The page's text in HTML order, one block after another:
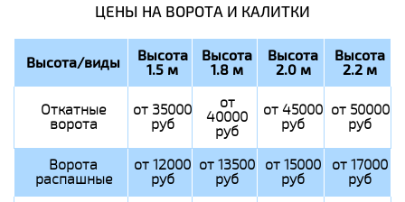
ЦЕНЫ НА ВОРОТА И КАЛИТКИ
Высота/виды Высота
1.5 м
Высота
1.8 м
Высота
2.0 м
Высота
2.2 м
Откатные
ворота
от 35000
руб
от
40000
руб
от 45000
руб
от 50000
руб
Ворота
распашные
от 12000
руб
от 13500
руб
от 15000
руб
от 17000
руб